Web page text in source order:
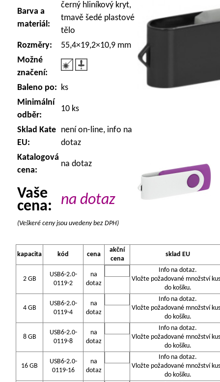
Barva a
materiál:
černý hliníkový kryt,
tmavě šedé plastové
tělo
Rozměry:
55,4×19,2×10,9 mm
Možné
značení:
Baleno po: ks
Minimální
odběr:
10 ks
Sklad Kate
EU:
není on-line, info na
dotaz
Katalogová
cena:
na dotaz
Vaše
cena:
na dotaz
(Veškeré ceny jsou uvedeny bez DPH)
kapacita kód cena
akční
cena
sklad EU
2 GB
USB6-2.0-
0119-2
na
dotaz
Info na dotaz.
Vložte požadované množství
do košíku.
4 GB
USB6-2.0-
0119-4
na
dotaz
Info na dotaz.
Vložte požadované množství
do košíku.
8 GB
USB6-2.0-
0119-8
na
dotaz
Info na dotaz.
Vložte požadované množství
do košíku.
16 GB
USB6-2.0-
0119-16
na
dotaz
Info na dotaz.
Vložte požadované množství
do košíku.